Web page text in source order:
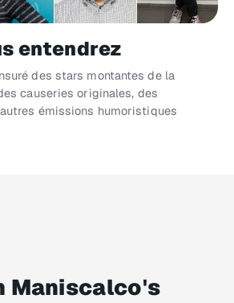
entendrez
des stars montantes de la
causeries originales, des
émissions humoristiques
Maniscalco's